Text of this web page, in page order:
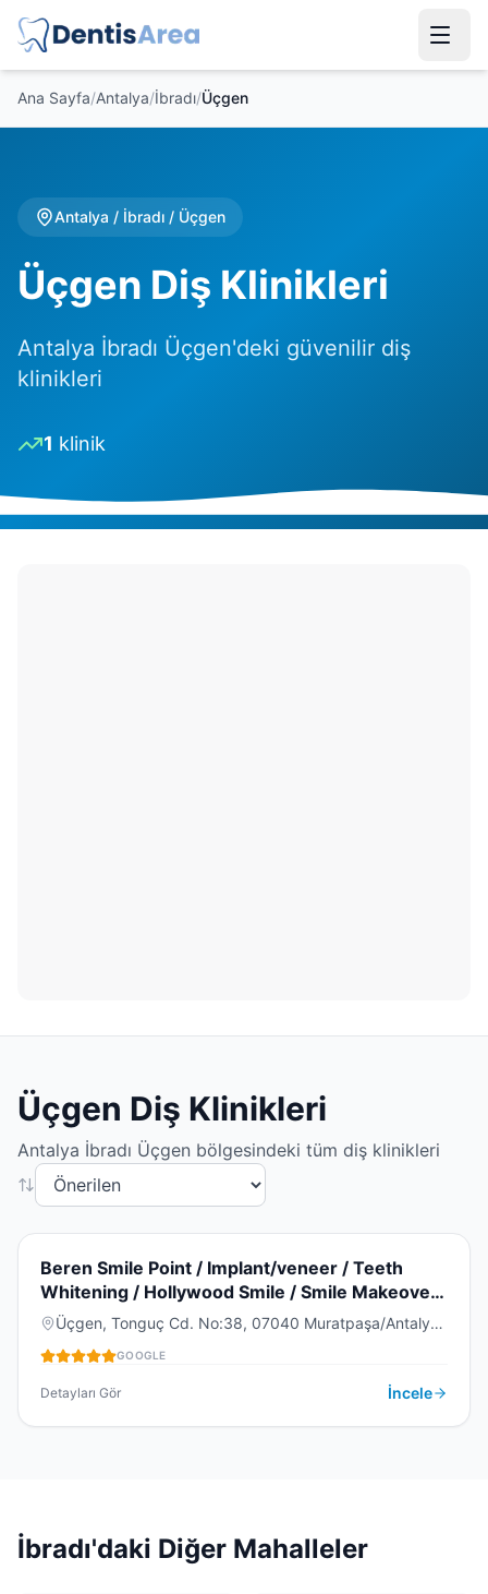
Ana Sayfa/Antalya/İbradı/Üçgen
Antalya / İbradı / Üçgen
Üçgen Diş Klinikleri
Antalya İbradı Üçgen'deki güvenilir diş
klinikleri
1 klinik
Üçgen Diş Klinikleri
Antalya İbradı Üçgen bölgesindeki tüm diş klinikleri
B
DIŞ KLINIĞI
4.9
Beren Smile Point / Implant/veneer / Teeth
Whitening / Hollywood Smile / Smile Makeover
/ All On 4 / Zirconium Crown
Üçgen, Tonguç Cd. No:38, 07040 Muratpaşa/Antalya,
Türkiye
GOOGLE
Detayları Gör İncele
İbradı'daki Diğer Mahalleler